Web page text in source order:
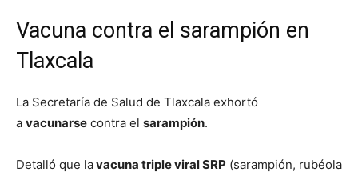
Vacuna contra el sarampión en
Tlaxcala
La Secretaría de Salud de Tlaxcala exhortó
a vacunarse contra el sarampión.
Detalló que lavacuna triple viral SRP (sarampión, rubéola